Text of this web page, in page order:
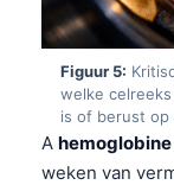
Figuur 5:
welke
is of berust
A
weken van
Frysk
Ślōnskŏ
Norsk